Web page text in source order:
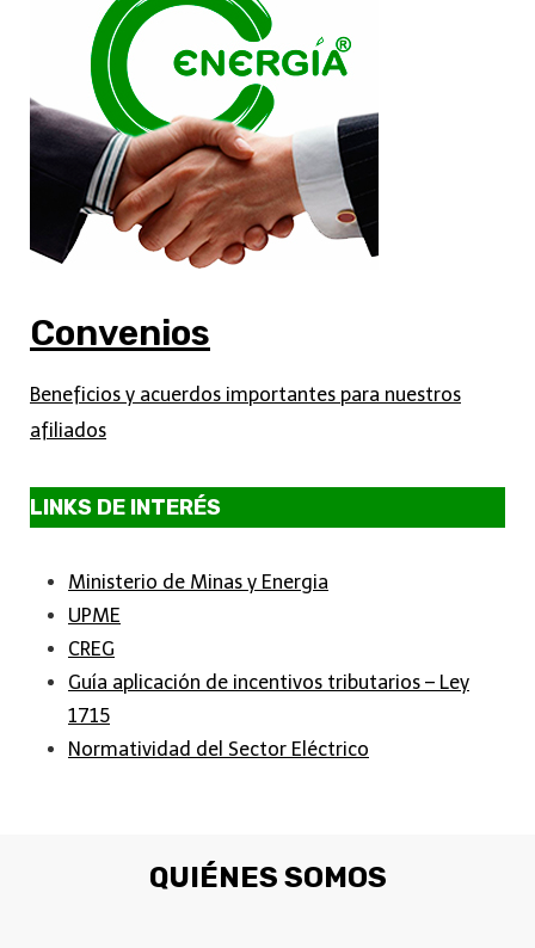
Convenios
Beneficios y acuerdos importantes para nuestros
afiliados
LINKS DE INTERÉS
Ministerio de Minas y Energia
UPME
CREG
Guía aplicación de incentivos tributarios – Ley
1715
Normatividad del Sector Eléctrico
QUIÉNES SOMOS